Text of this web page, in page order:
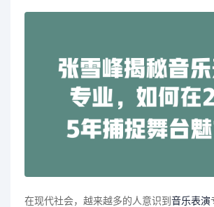
在现代社会，越来越多的人意识到音乐表演